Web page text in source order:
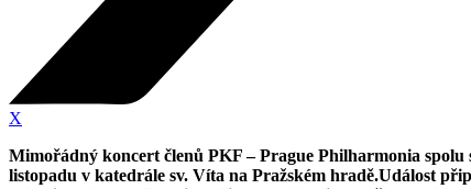
X
Mimořádný koncert členů PKF – Prague Philharmonia
listopadu v katedrále sv. Víta na Pražském hradě.Událost